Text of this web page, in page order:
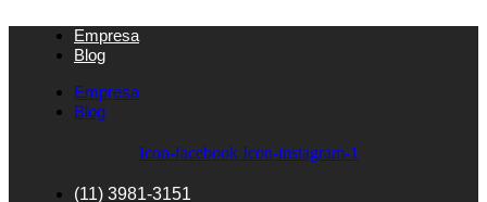
Empresa
Blog
Empresa
Blog
Icon-facebook Icon-instagram-1
(11) 3981-3151